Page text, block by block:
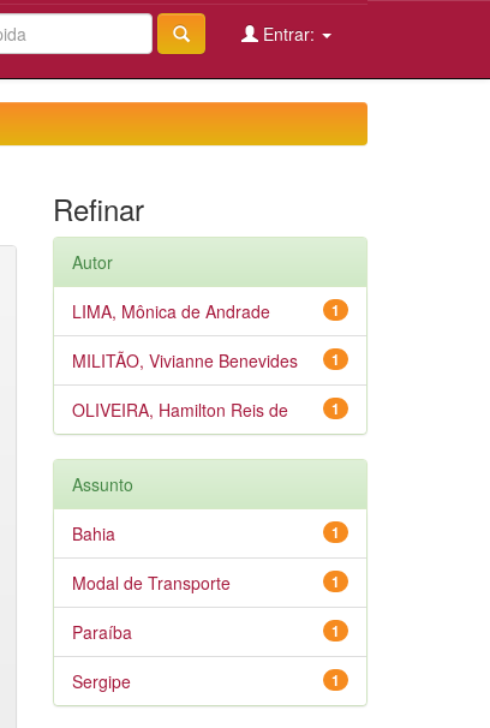
Entrar:
Refinar
Autor
1
LIMA, Mônica de Andrade
1
MILITÃO, Vivianne Benevides
1
OLIVEIRA, Hamilton Reis de
Assunto
1
Bahia
1
Modal de Transporte
1
Paraíba
1
Sergipe